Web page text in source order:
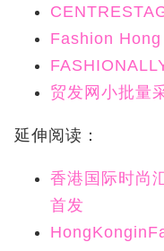
Fashion
贸发网小批量
延伸阅读：
香港国际时尚
首发